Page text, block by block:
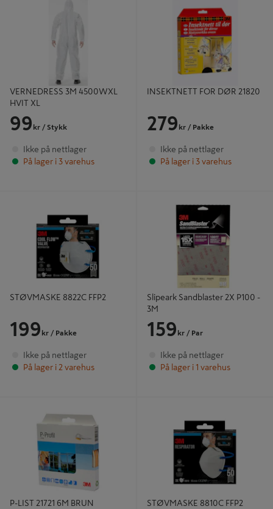
VERNEDRESS 3M 4500WXL
HVIT XL
99 kr / Stykk
Ikke på nettlager
På lager i 3 varehus
INSEKTNETT FOR DØR 21820
279 kr / Pakke
Ikke på nettlager
På lager i 3 varehus
STØVMASKE 8822C FFP2
199 kr / Pakke
Ikke på nettlager
På lager i 2 varehus
Slipeark Sandblaster 2X P100 -
3M
159 kr / Par
Ikke på nettlager
På lager i 1 varehus
P-LIST 21721 6M BRUN
STØVMASKE 8810C FFP2